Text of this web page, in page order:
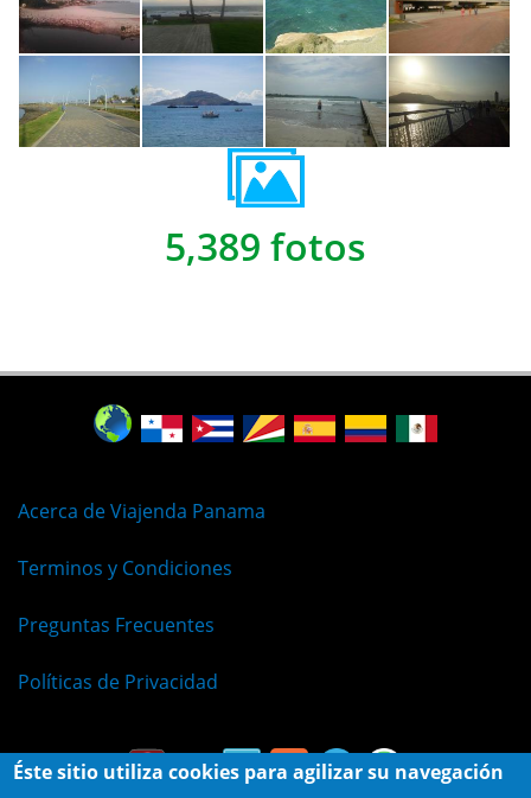
5,389 fotos
Acerca de Viajenda Panama
Terminos y Condiciones
Preguntas Frecuentes
Políticas de Privacidad
Éste sitio utiliza cookies para agilizar su navegación